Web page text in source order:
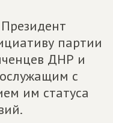
партии
ДНР и
с
им статуса